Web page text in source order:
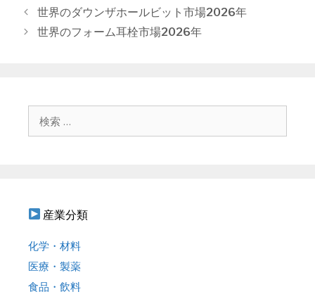
テ
ゴ
投
稿
世界のダウンザホールビット市場2026年
世界のフォーム耳栓市場2026年
産業分類
化学・材料
医療・製薬
食品・飲料